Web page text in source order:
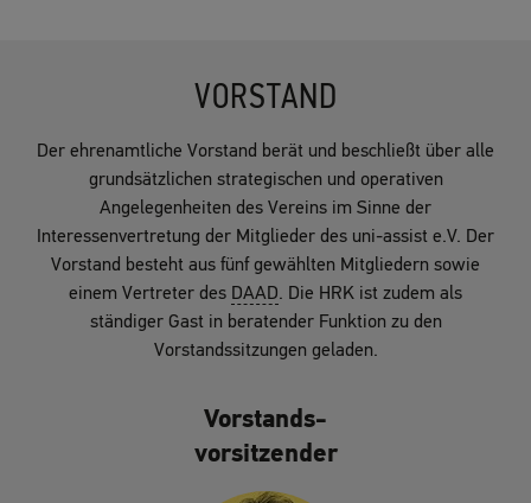
VORSTAND
Der ehrenamtliche Vorstand berät und beschließt über alle
grundsätzlichen strategischen und operativen
Angelegenheiten des Vereins im Sinne der
Interessenvertretung der Mitglieder des uni-assist e.V. Der
Vorstand besteht aus fünf gewählten Mitgliedern sowie
einem Vertreter des DAAD. Die HRK ist zudem als
ständiger Gast in beratender Funktion zu den
Vorstandssitzungen geladen.
Vorstands-
vorsitzender